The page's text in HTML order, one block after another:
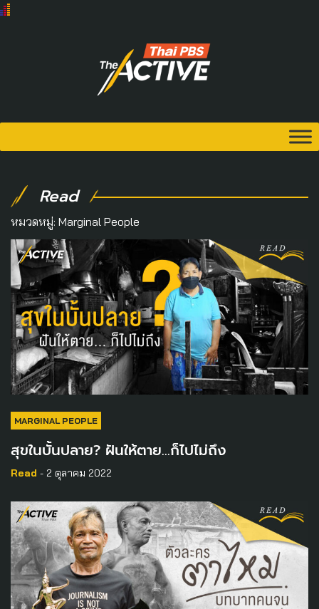
Read
หมวดหมู่: Marginal People
MARGINAL PEOPLE
สุขในบั้นปลาย? ฝันให้ตาย…ก็ไปไม่ถึง
Read - 2 ตุลาคม 2022